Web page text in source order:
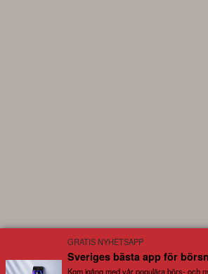
GRATIS NYHETSAPP
Sveriges bästa app för
Kom igång med vår populära börs- och